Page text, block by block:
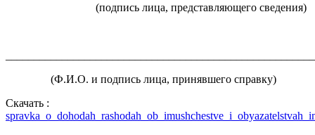
(подпись лица, представляющего сведения)
(Ф.И.О. и подпись лица, принявшего справку)
Скачать :